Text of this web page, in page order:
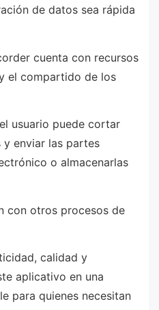
de datos sea rápida
cuenta con recursos
el compartido de los
usuario puede cortar
y enviar las partes
o almacenarlas
con otros procesos de
calidad y
aplicativo en una
para quienes necesitan